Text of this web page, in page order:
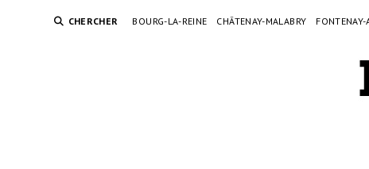
CHERCHER BOURG-LA-REINE CHÂTENAY-MALABRY FONTENAY-